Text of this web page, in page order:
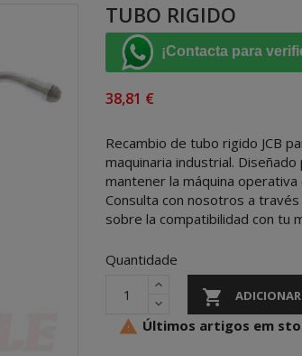
TUBO RIGIDO
¡Contacta para
38,81 €
Recambio de tubo rigido JCB
maquinaria industrial.
mantener la máquina
Consulta con nosotros a
sobre la compatibilidad con tu
Quantidade

 Últimos artigos em